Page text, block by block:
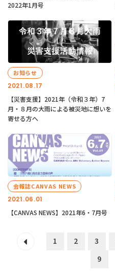
2022年1月号
2021.08.17
お知らせ
【災害支援】2021年（令和３年）7
月・８月の大雨による被災地に想いを
寄せる方へ
2021.06.01
会報誌CANVAS NEWS
【CANVAS NEWS】2021年6・7月号
1 2 3
9